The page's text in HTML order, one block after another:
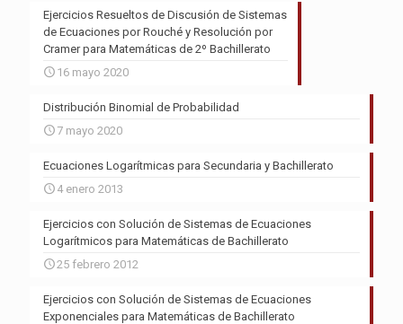
Ejercicios Resueltos de Discusión de Sistemas
de Ecuaciones por Rouché y Resolución por
Cramer para Matemáticas de 2º Bachillerato
16 mayo 2020
Distribución Binomial de Probabilidad
7 mayo 2020
Ecuaciones Logarítmicas para Secundaria y Bachillerato
4 enero 2013
Ejercicios con Solución de Sistemas de Ecuaciones
Logarítmicos para Matemáticas de Bachillerato
25 febrero 2012
Ejercicios con Solución de Sistemas de Ecuaciones
Exponenciales para Matemáticas de Bachillerato